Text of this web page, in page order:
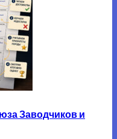
Заводчиков и